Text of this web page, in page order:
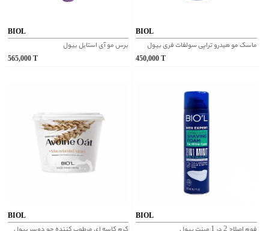
BIOL
برس مو آی استایل بیول
565,000
BIOL
ماسک مو هیدرو تراپی سولفات فری بیول
450,000
BIOL BIOL